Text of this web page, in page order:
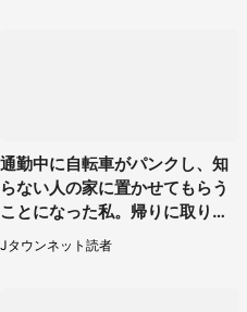
通勤中に自転車がパンクし、知
らない人の家に置かせてもらう
ことになった私。帰りに取りに
行くと、なんと...（東京都・40
代女性）
Jタウンネット読者